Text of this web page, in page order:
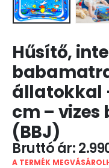
Hűsítő,
állatokkal
cm –
(BBJ)
A TERMÉK